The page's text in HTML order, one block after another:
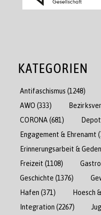
KATEGORIEN
Antifaschismus (1248)
AWO (333)
CORONA (681) Depot
Engagement & Ehrenamt
Erinnerungsarbeit &
Freizeit (1108)
Geschichte (1376)
Hafen (371) Hoesch
Integration (2267)